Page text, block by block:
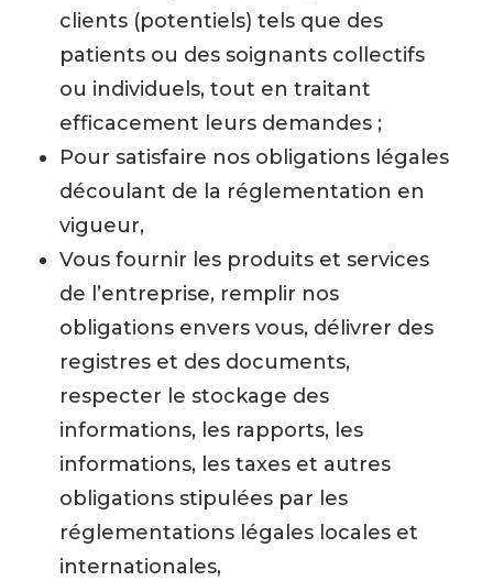
clients (potentiels) tels que des
patients ou des soignants collectifs
ou individuels, tout en traitant
efficacement leurs demandes ;
Pour satisfaire nos obligations légales
découlant de la réglementation en
vigueur,
Vous fournir les produits et services
de l’entreprise, remplir nos
obligations envers vous, délivrer des
registres et des documents,
respecter le stockage des
informations, les rapports, les
informations, les taxes et autres
obligations stipulées par les
réglementations légales locales et
internationales,